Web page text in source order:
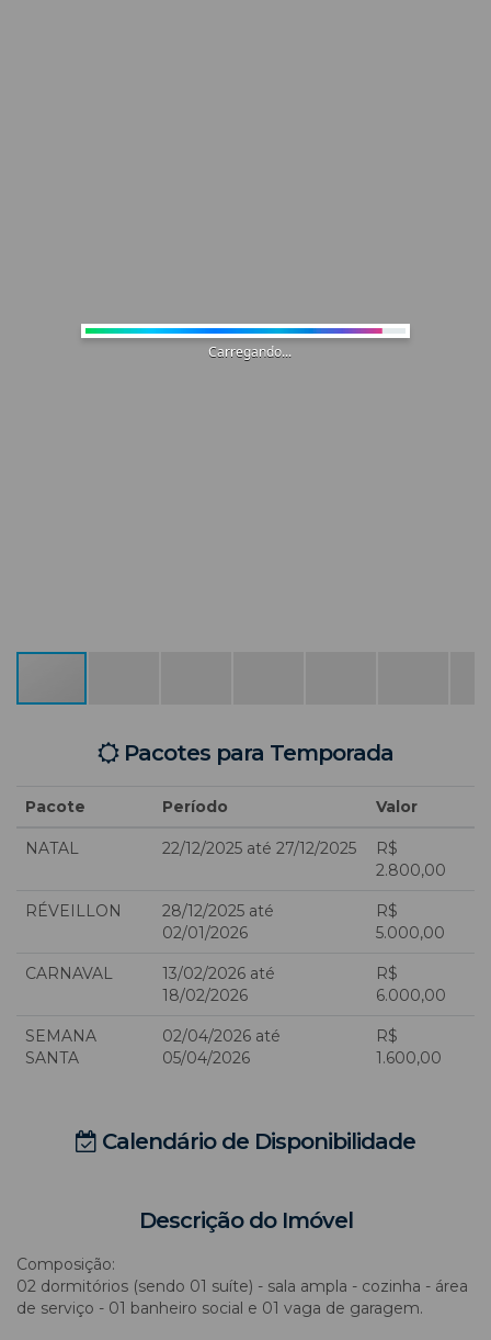
Pacotes para Temporada
Pacote Período Valor
NATAL 22/12/2025 até 27/12/2025
R$
2.800,00
RÉVEILLON
28/12/2025 até
02/01/2026
R$
5.000,00
CARNAVAL
13/02/2026 até
18/02/2026
R$
6.000,00
SEMANA
SANTA
02/04/2026 até
05/04/2026
R$
1.600,00
Calendário de Disponibilidade
Descrição do Imóvel
Composição:
02 dormitórios (sendo 01 suíte) - sala ampla - cozinha - área
de serviço - 01 banheiro social e 01 vaga de garagem.
Carregando...